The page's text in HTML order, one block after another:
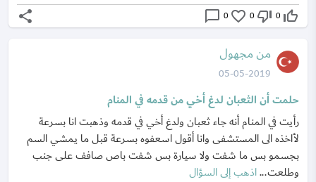
thumb_up_off_alt
0
thumb_down_off_alt
0
favorite_border
0
chat_bubble_outline
share
من مجهول
05-05-2019
حلمت أن الثعبان لدغ أخي من قدمه في المنام
رأيت في المنام أنه جاء ثعبان ولدغ أخي في قدمه وذهبت انا بسرعة
لأاخذه الى المستشفى وانا أقول اسعفوه بسرعة قبل ما يمشي السم
بجسمو بس ما شفت ولا سيارة بس شفت باص صافف على جنب
وطلعت...اذهب إلى السؤال